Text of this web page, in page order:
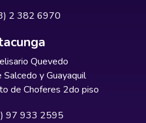
2 382 6970
Quevedo
Salcedo y Guayaquil
de Choferes 2do piso
97 933 2595